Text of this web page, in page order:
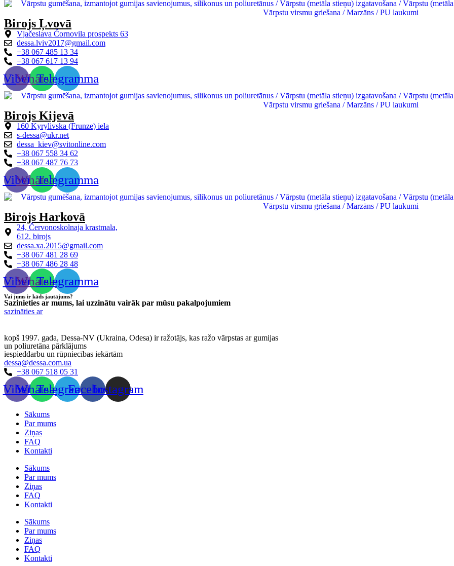
Birojs Ļvovā
Vjačeslava Čornovila prospekts 63
dessa.lviv2017@gmail.com
+38 067 485 13 34
+38 067 617 13 94
ViberWhatsapp
Telegramma
Birojs Kijevā
160 Kyrylivska (Frunze) iela
s-dessa@ukr.net
dessa_kiev@svitonline.com
+38 067 558 34 62
+38 067 487 76 73
ViberWhatsapp
Telegramma
Birojs Harkovā
24, Červonoskolnaja krastmala,
612. birojs
dessa.xa.2015@gmail.com
+38 067 481 28 69
+38 067 486 28 48
ViberWhatsapp
Telegramma
Vai jums ir kāds jautājums?
Sazinieties ar mums, lai uzzinātu vairāk par mūsu pakalpojumiem
sazināties ar
kopš 1997. gada, Dessa-NV (Ukraina, Odesa) ir ražotājs, kas ražo vārpstas ar gumijas
un poliuretāna pārklājums
iespieddarbu un rūpniecības iekārtām
dessa@dessa.com.ua
+38 067 518 05 31
ViberWhatsapp
Telegramma
FacebookInstagram
Sākums
Par mums
Ziņas
FAQ
Kontakti
Sākums
Par mums
Ziņas
FAQ
Kontakti
Sākums
Par mums
Ziņas
FAQ
Kontakti